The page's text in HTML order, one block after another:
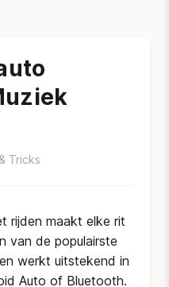
Tricks
rijden maakt elke rit
van de populairste
werkt uitstekend in
Auto of Bluetooth.